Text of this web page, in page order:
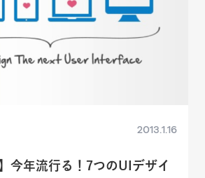
2013.1.16
今年流行る！7つのUIデザイ